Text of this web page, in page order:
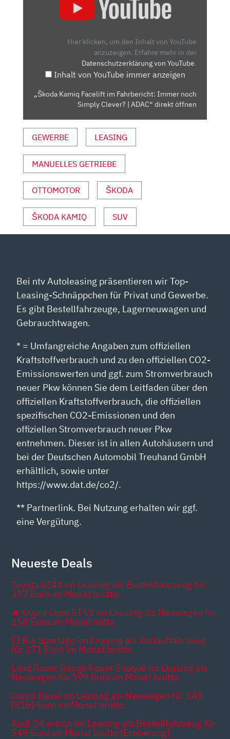
FAHRBERICHT:
SIMPLY
CLEVER?
VON
YOUTUBE
Hier klicken, um den Inhalt von YouTube
anzuzeigen. Erfahre mehr in der
Datenschutzerklärung von YouTube.
Inhalt von YouTube immer anzeigen
„Škoda Kamiq Facelift im Fahrbericht: Immer noch
Simply Clever? | ADAC“ direkt öffnen
GEWERBE LEASING
MANUELLES GETRIEBE
OTTOMOTOR ŠKODA
ŠKODA KAMIQ SUV
Bei ntv Autoleasing präsentieren wir Top-
Leasing-Schnäppchen für Privat und Gewerbe.
Es gibt Bestellfahrzeuge, Lagerneuwagen und
Gebrauchtwagen.
* = Umfangreiche Angaben zum offiziellen
Kraftstoffverbrauch und zu den offiziellen CO2-
Emissionswerten und ggf. zum Stromverbrauch
neuer Pkw können Sie dem Leitfaden über den
offiziellen Kraftstoffverbrauch, die offiziellen
spezifischen CO2-Emissionen und den
offiziellen Stromverbrauch neuer Pkw
entnehmen. Dieser ist in allen Autohäusern und
bei der Deutschen Automobil Treuhand GmbH
erhältlich, sowie unter
https://www.dat.de/co2/.
** Partnerlink. Bei Nutzung erhalten wir ggf.
eine Vergütung.
Neueste Deals
Toyota bZ4X im Leasing als Bestellfahrzeug für
357 Euro im Monat brutto
🔥 Cupra Leon ST VZ im Leasing als Neuwagen für
158 Euro im Monat netto
💥 Kia Sportage im Leasing als Vorlauffahrzeug
für 271 Euro im Monat brutto
Land Rover Range Rover Evoque im Leasing als
Neuwagen für 399 Euro im Monat brutto
Cupra Raval im Leasing als Neuwagen für 149
[316] Euro im Monat brutto
Audi Q4 e-tron im Leasing als Bestellfahrzeug für
549 Euro im Monat brutto [Eroberung]